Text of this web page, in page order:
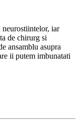
neurostiintelor, iar
de chirurg si
ansamblu asupra
ii putem imbunatati